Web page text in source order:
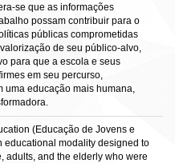
se que as informações
possam contribuir para o
públicas comprometidas
de seu público-alvo,
para que a escola e seus
em seu percurso,
uma educação mais humana,
(Educação de Jovens e
educational modality designed to
adults, and the elderly who were